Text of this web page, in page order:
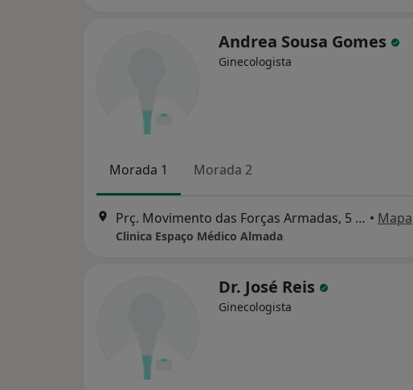
Andrea Sousa Gomes
Ginecologista
Morada 1 Morada 2
Prç. Movimento das Forças Armadas, 5 B - 1º Dt.º, Almada • Mapa
Clinica Espaço Médico Almada
Dr. José Reis
Ginecologista